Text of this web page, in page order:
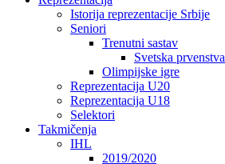
Istorija reprezentacije Srbije
Seniori
Trenutni sastav
Svetska prvenstva
Olimpijske igre
Reprezentacija U20
Reprezentacija U18
Selektori
Takmičenja
IHL
2019/2020